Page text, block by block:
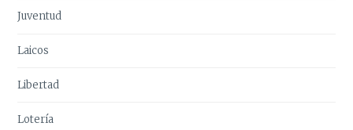
Juventud
Laicos
Libertad
Lotería